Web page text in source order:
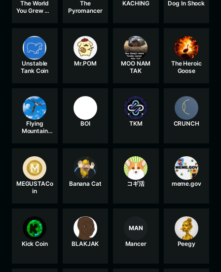
The World
You Grew Up
The
Pyromancer
KACHING Dog In Shock
Unstable
Tank Coin
Mr.POM
MOO NAM
TAK
The Heroic
Goose
Flying
Mountain
BOI TKM CRUNCH
MEGUSTACo
in
Banana Cat コギ活 meme.gov
Kick Coin BLAKJAK
MAN
Mancer Peegy